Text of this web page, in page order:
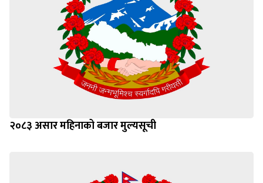
२०८३ असार महिनाको बजार मुल्यसूची